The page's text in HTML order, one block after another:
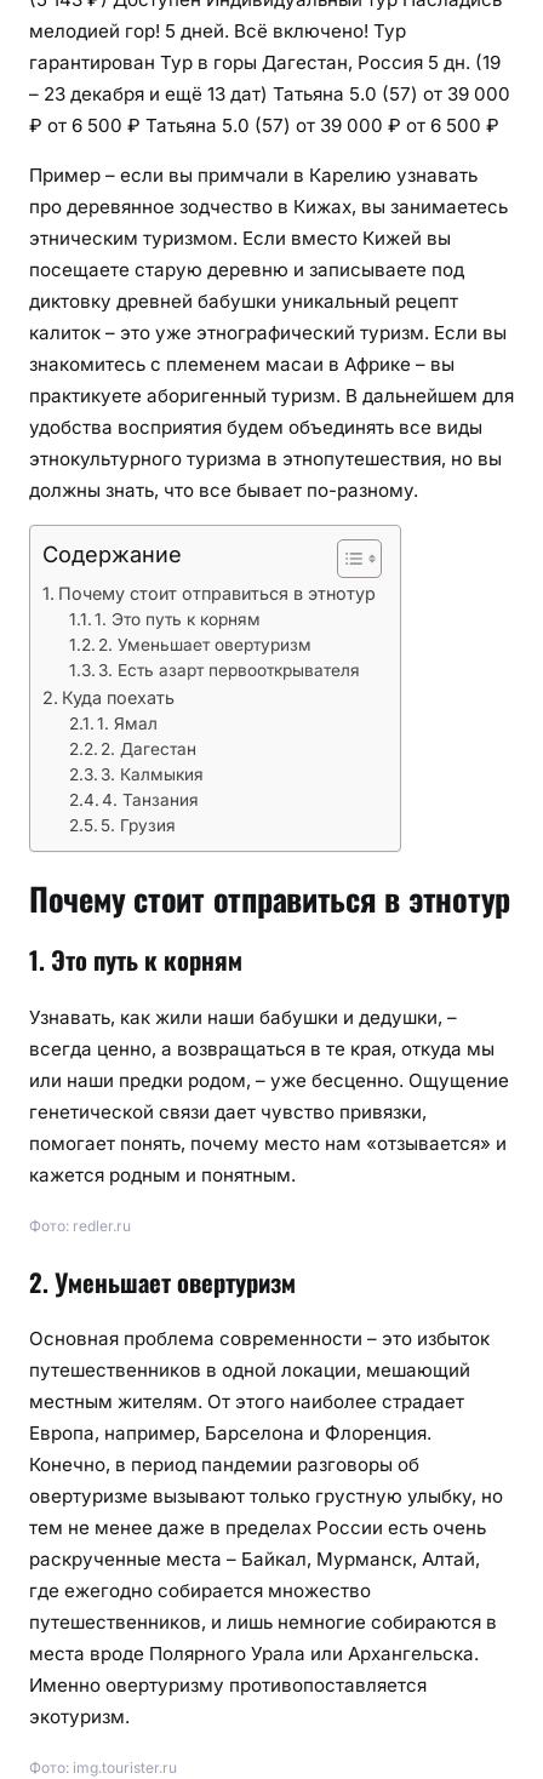
мелодией гор! 5 дней. Всё включено! Тур
гарантирован Тур в горы Дагестан, Россия 5 дн. (19
– 23 декабря и ещё 13 дат) Татьяна 5.0 (57) от 39 000
₽ от 6 500 ₽ Татьяна 5.0 (57) от 39 000 ₽ от 6 500 ₽
Пример – если вы примчали в Карелию узнавать
про деревянное зодчество в Кижах, вы занимаетесь
этническим туризмом. Если вместо Кижей вы
посещаете старую деревню и записываете под
диктовку древней бабушки уникальный рецепт
калиток – это уже этнографический туризм. Если вы
знакомитесь с племенем масаи в Африке – вы
практикуете аборигенный туризм. В дальнейшем для
удобства восприятия будем объединять все виды
этнокультурного туризма в этнопутешествия, но вы
должны знать, что все бывает по-разному.
Содержание
Почему стоит отправиться в этнотур
1. Это путь к корням
2. Уменьшает овертуризм
3. Есть азарт первооткрывателя
Куда поехать
1. Ямал
2. Дагестан
3. Калмыкия
4. Танзания
5. Грузия
Почему стоит отправиться в этнотур
1. Это путь к корням
Узнавать, как жили наши бабушки и дедушки, –
всегда ценно, а возвращаться в те края, откуда мы
или наши предки родом, – уже бесценно. Ощущение
генетической связи дает чувство привязки,
помогает понять, почему место нам «отзывается» и
кажется родным и понятным.
Фото: redler.ru
2. Уменьшает овертуризм
Основная проблема современности – это избыток
путешественников в одной локации, мешающий
местным жителям. От этого наиболее страдает
Европа, например, Барселона и Флоренция.
Конечно, в период пандемии разговоры об
овертуризме вызывают только грустную улыбку, но
тем не менее даже в пределах России есть очень
раскрученные места – Байкал, Мурманск, Алтай,
где ежегодно собирается множество
путешественников, и лишь немногие собираются в
места вроде Полярного Урала или Архангельска.
Именно овертуризму противопоставляется
экотуризм.
Фото: img.tourister.ru